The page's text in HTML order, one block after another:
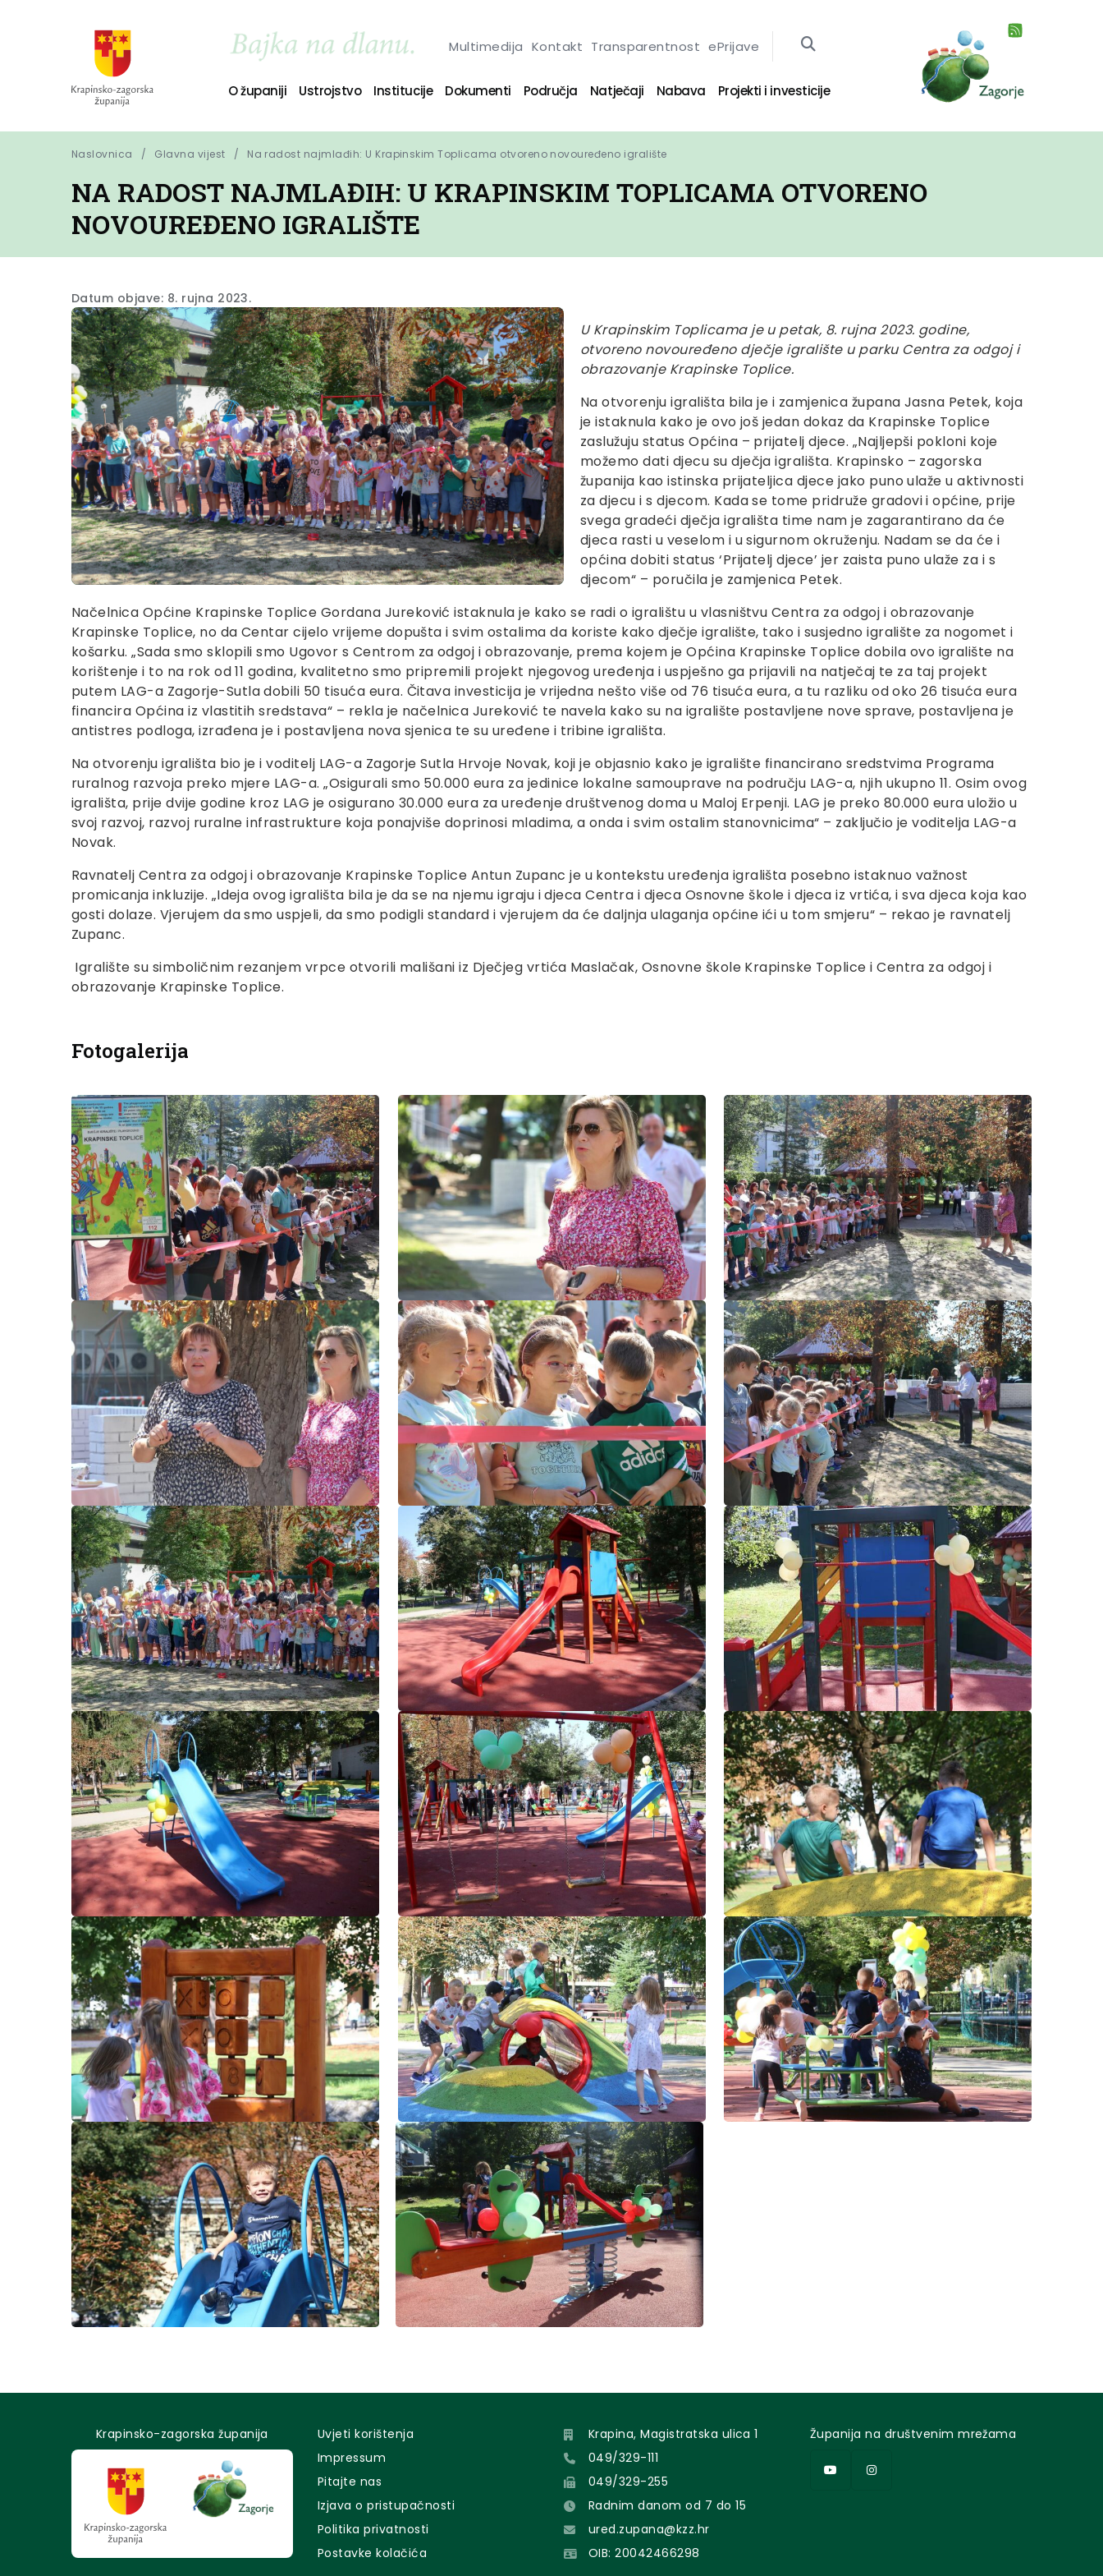
Multimedija Kontakt Transparentnost ePrijave
O županiji Ustrojstvo Institucije Dokumenti Područja Natječaji Nabava Projekti i investicije
Naslovnica Glavna vijest Na radost najmlađih: U Krapinskim Toplicama otvoreno novouređeno igralište
NA RADOST NAJMLAĐIH: U KRAPINSKIM TOPLICAMA OTVORENO
NOVOUREĐENO IGRALIŠTE
Datum objave: 8. rujna 2023.
U Krapinskim Toplicama je u petak, 8. rujna 2023. godine,
otvoreno novouređeno dječje igralište u parku Centra za odgoj i
obrazovanje Krapinske Toplice.
Na otvorenju igrališta bila je i zamjenica župana Jasna Petek, koja
je istaknula kako je ovo još jedan dokaz da Krapinske Toplice
zaslužuju status Općina – prijatelj djece. „Najljepši pokloni koje
možemo dati djecu su dječja igrališta. Krapinsko – zagorska
županija kao istinska prijateljica djece jako puno ulaže u aktivnosti
za djecu i s djecom. Kada se tome pridruže gradovi i općine, prije
svega gradeći dječja igrališta time nam je zagarantirano da će
djeca rasti u veselom i u sigurnom okruženju. Nadam se da će i
općina dobiti status ‘Prijatelj djece’ jer zaista puno ulaže za i s
djecom“ – poručila je zamjenica Petek.
Načelnica Općine Krapinske Toplice Gordana Jureković istaknula je kako se radi o igralištu u vlasništvu Centra za odgoj i obrazovanje
Krapinske Toplice, no da Centar cijelo vrijeme dopušta i svim ostalima da koriste kako dječje igralište, tako i susjedno igralište za nogomet i
košarku. „Sada smo sklopili smo Ugovor s Centrom za odgoj i obrazovanje, prema kojem je Općina Krapinske Toplice dobila ovo igralište na
korištenje i to na rok od 11 godina, kvalitetno smo pripremili projekt njegovog uređenja i uspješno ga prijavili na natječaj te za taj projekt
putem LAG-a Zagorje-Sutla dobili 50 tisuća eura. Čitava investicija je vrijedna nešto više od 76 tisuća eura, a tu razliku od oko 26 tisuća eura
financira Općina iz vlastitih sredstava“ – rekla je načelnica Jureković te navela kako su na igralište postavljene nove sprave, postavljena je
antistres podloga, izrađena je i postavljena nova sjenica te su uređene i tribine igrališta.
Na otvorenju igrališta bio je i voditelj LAG-a Zagorje Sutla Hrvoje Novak, koji je objasnio kako je igralište financirano sredstvima Programa
ruralnog razvoja preko mjere LAG-a. „Osigurali smo 50.000 eura za jedinice lokalne samouprave na području LAG-a, njih ukupno 11. Osim ovog
igrališta, prije dvije godine kroz LAG je osigurano 30.000 eura za uređenje društvenog doma u Maloj Erpenji. LAG je preko 80.000 eura uložio u
svoj razvoj, razvoj ruralne infrastrukture koja ponajviše doprinosi mladima, a onda i svim ostalim stanovnicima“ – zaključio je voditelja LAG-a
Novak.
Ravnatelj Centra za odgoj i obrazovanje Krapinske Toplice Antun Zupanc je u kontekstu uređenja igrališta posebno istaknuo važnost
promicanja inkluzije. „Ideja ovog igrališta bila je da se na njemu igraju i djeca Centra i djeca Osnovne škole i djeca iz vrtića, i sva djeca koja kao
gosti dolaze. Vjerujem da smo uspjeli, da smo podigli standard i vjerujem da će daljnja ulaganja općine ići u tom smjeru“ – rekao je ravnatelj
Zupanc.
Igralište su simboličnim rezanjem vrpce otvorili mališani iz Dječjeg vrtića Maslačak, Osnovne škole Krapinske Toplice i Centra za odgoj i
obrazovanje Krapinske Toplice.
Fotogalerija
Krapinsko-zagorska županija
Uvjeti korištenja
Impressum
Pitajte nas
Izjava o pristupačnosti
Politika privatnosti
Postavke kolačića
Krapina, Magistratska ulica 1
049/329-111
049/329-255
Radnim danom od 7 do 15
ured.zupana@kzz.hr
OIB: 20042466298
Županija na društvenim mrežama